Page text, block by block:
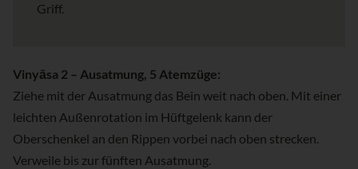
Griff.
Vinyāsa 2 – Ausatmung, 5 Atemzüge:
Ziehe mit der Ausatmung das Bein weit nach oben. Mit einer
leichten Außenrotation im Hüftgelenk kann der
Oberschenkel an den Rippen vorbei nach oben strecken.
Verweile bis zur fünften Ausatmung.